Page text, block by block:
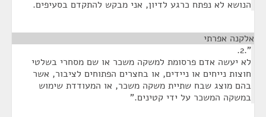
הנושא לא נפתח כרגע לדיון, אני מבקש להתקדם בסעיפים.
אלקנה אפרתי
".2.
לא יעשה אדם פרסומת למשקה משכר או שם מסחרי בשלטי
חוצות נייחים או ניידים, או בחצרים הפתוחים לציבור, אשר
בהם מוצג שבח שתיית משקה משכר, או המעודדת שימוש
במשקה המשכר על ידי קטינים."